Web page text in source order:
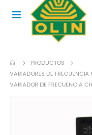
PRODUCTOS
VARIADORES DE FRECUENCIA
VARIADOR DE FRECUENCIA